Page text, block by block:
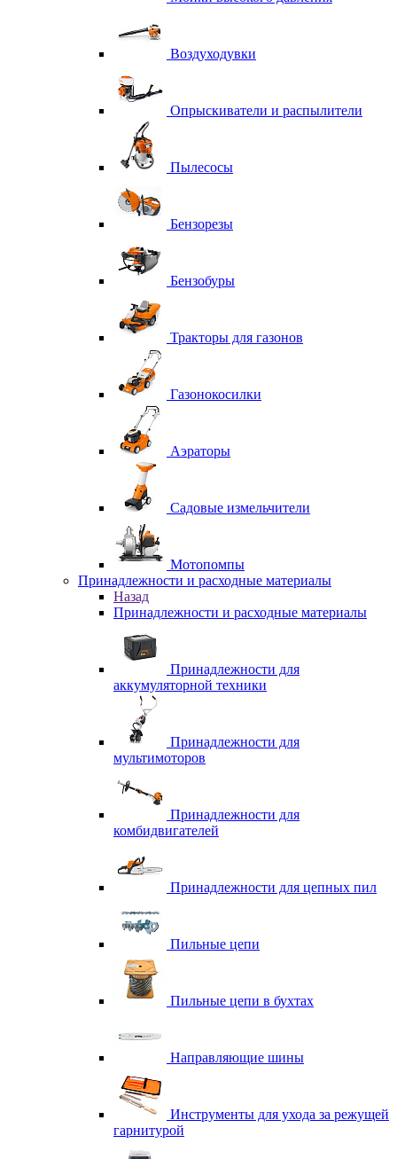
Воздуходувки
Опрыскиватели и распылители
Пылесосы
Бензорезы
Бензобуры
Тракторы для газонов
Газонокосилки
Аэраторы
Садовые измельчители
Мотопомпы
Принадлежности и расходные материалы
Назад
Принадлежности и расходные материалы
Принадлежности для
аккумуляторной техники
Принадлежности для
мультимоторов
Принадлежности для
комбидвигателей
Принадлежности для цепных пил
Пильные цепи
Пильные цепи в бухтах
Направляющие шины
Инструменты для ухода за режущей
гарнитурой